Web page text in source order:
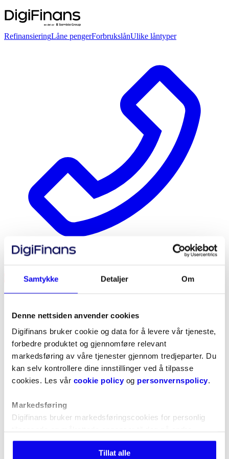
Samtykke Detaljer Om
Denne nettsiden anvender cookies
Digifinans bruker cookie og data for å levere vår tjeneste,
forbedre produktet og gjennomføre relevant
markedsføring av våre tjenester gjennom tredjeparter. Du
kan selv kontrollere dine innstillinger ved å tilpasse
cookies. Les vår cookie policyog personvernspolicy.
Markedsføring
Digifinans bruker markedsføringscookies for personlig
nettsteder, samt for å optimalisere markedsføringen vår
på disse plattformene. Vi deler data med Google Ads,
Tillat alle
RefinansieringLåne pengerForbrukslånUlike låntyper